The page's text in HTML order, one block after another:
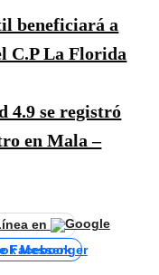
beneficiará a
C.P La Florida
4.9 se registró
en Mala –
en
Facebook